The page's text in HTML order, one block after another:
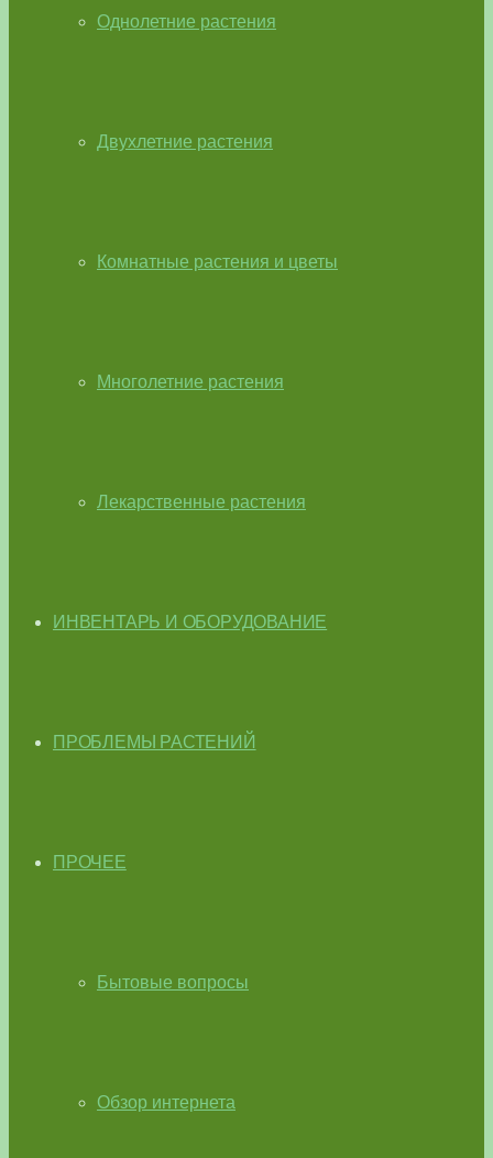
Однолетние растения
Двухлетние растения
Комнатные растения и цветы
Многолетние растения
Лекарственные растения
ИНВЕНТАРЬ И ОБОРУДОВАНИЕ
ПРОБЛЕМЫ РАСТЕНИЙ
ПРОЧЕЕ
Бытовые вопросы
Обзор интернета